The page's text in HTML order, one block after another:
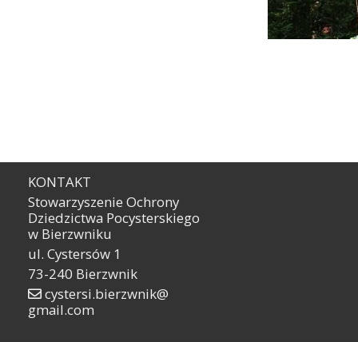
KONTAKT
Stowarzyszenie Ochrony
Dziedzictwa Pocysterskiego
w Bierzwniku
ul. Cystersów 1
73-240 Bierzwnik
cystersi.bierzwnik@
gmail.com